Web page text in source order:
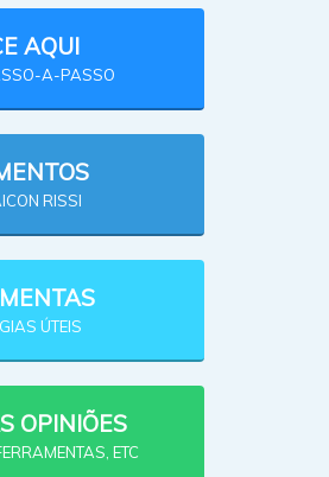
AQUI
A-PASSO
RISSI
ÚTEIS
OPINIÕES
ETC